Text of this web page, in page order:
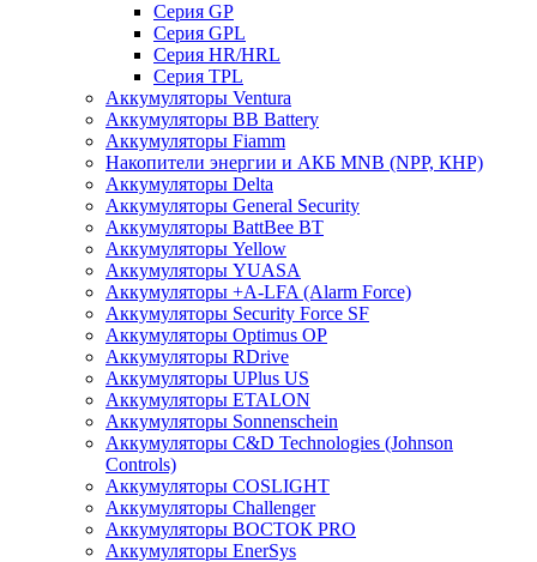
Cерия GP
Серия GPL
Серия HR/HRL
Серия TPL
Аккумуляторы Ventura
Аккумуляторы BB Battery
Аккумуляторы Fiamm
Накопители энергии и АКБ MNB (NPP, КНР)
Аккумуляторы Delta
Аккумуляторы General Security
Аккумуляторы BattBee BT
Аккумуляторы Yellow
Аккумуляторы YUASA
Аккумуляторы +A-LFA (Alarm Force)
Аккумуляторы Security Force SF
Аккумуляторы Optimus OP
Аккумуляторы RDrive
Аккумуляторы UPlus US
Аккумуляторы ETALON
Аккумуляторы Sonnenschein
Аккумуляторы С&D Technologies (Johnson
Controls)
Аккумуляторы COSLIGHT
Аккумуляторы Challenger
Аккумуляторы ВОСТОК PRO
Аккумуляторы EnerSys